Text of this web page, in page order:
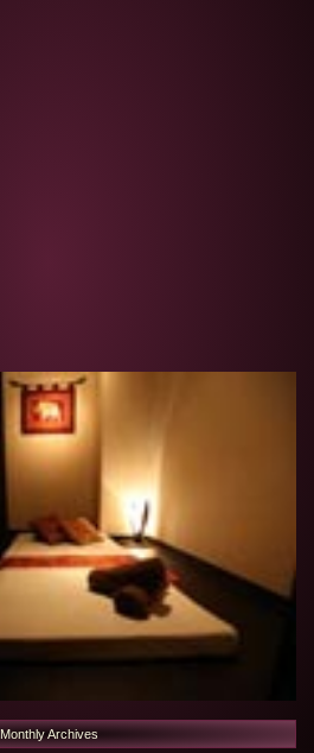
Monthly Archives